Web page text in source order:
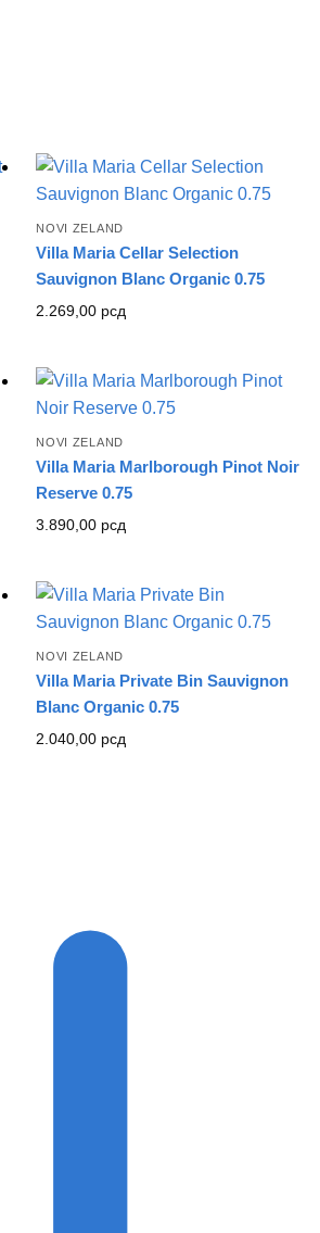
NOVI ZELAND
Villa Maria Cellar Selection
Sauvignon Blanc Organic 0.75
2.269,00 рсд
NOVI ZELAND
Villa Maria Marlborough Pinot Noir
Reserve 0.75
3.890,00 рсд
NOVI ZELAND
Villa Maria Private Bin Sauvignon
Blanc Organic 0.75
2.040,00 рсд